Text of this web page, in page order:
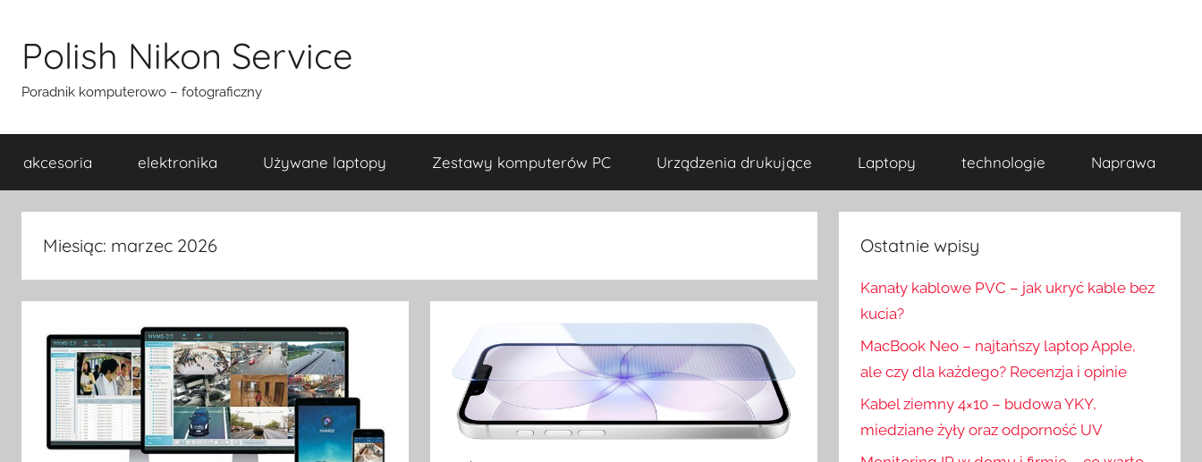
treściPolish Nikon Service
Poradnik komputerowo – fotograficzny
akcesoria elektronika Używane laptopy Zestawy komputerów PC Urządzenia drukujące Laptopy technologie Naprawa
Miesiąc: marzec 2026 Ostatnie wpisy
Kanały kablowe PVC – jak ukryć kable bez
kucia?
MacBook Neo – najtańszy laptop Apple,
ale czy dla każdego? Recenzja i opinie
Kabel ziemny 4×10 – budowa YKY,
miedziane żyły oraz odporność UV